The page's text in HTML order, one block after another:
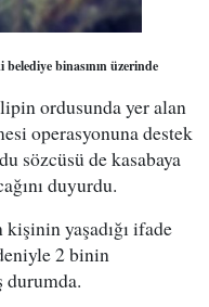
binasının üzerinde
ordusunda yer alan
operasyonuna destek
sözcüsü de kasabaya
duyurdu.
yaşadığı ifade
2 binin
durumda.